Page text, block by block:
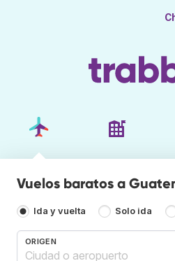
Vuelos baratos a
Ida y vuelta Solo ida
ORIGEN